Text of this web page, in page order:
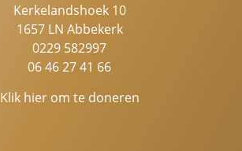
Kerkelandshoek 10
1657 LN Abbekerk
0229 582997
06 46 27 41 66
Klik hier om te doneren